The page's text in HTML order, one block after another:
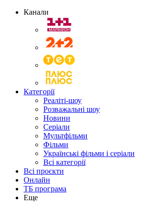
Канали
Категорії
Реаліті-шоу
Розважальні шоу
Новини
Серіали
Мультфільми
Фільми
Українські фільми і серіали
Всі категорії
Всі проєкти
Онлайн
ТБ програма
Еще